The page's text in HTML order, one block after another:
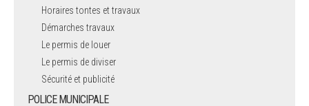
Horaires tontes et travaux
Démarches travaux
Le permis de louer
Le permis de diviser
Sécurité et publicité
POLICE MUNICIPALE